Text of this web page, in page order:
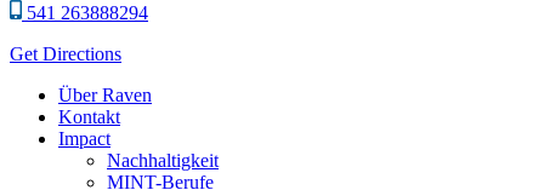
541 263888294
Get Directions
Über Raven
Kontakt
Impact
Nachhaltigkeit
MINT-Berufe